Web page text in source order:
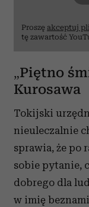
Proszę akceptuj
tę zawartość
„Piętno
Kurosawa
Tokijski
nieuleczalnie
sprawia, że po
sobie pytanie,
dobrego dla
w imię